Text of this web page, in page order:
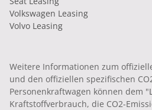
Volkswagen Leasing
Volvo Leasing
Weitere Informationen zum
und den offiziellen spezifischen
Personenkraftwagen können dem "
Kraftstoffverbrauch, die CO2-